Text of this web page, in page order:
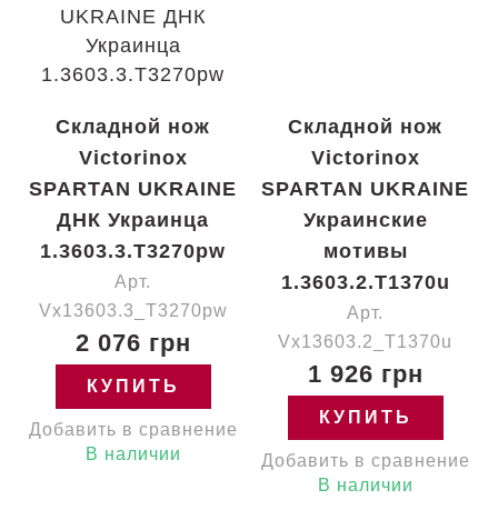
Складной нож
Victorinox
SPARTAN UKRAINE
ДНК Украинца
1.3603.3.T3270pw
Арт.
Vx13603.3_T3270pw
2 076 грн
КУПИТЬ
Добавить в сравнение
В наличии
Складной нож
Victorinox
SPARTAN UKRAINE
Украинские
мотивы
1.3603.2.T1370u
Арт.
Vx13603.2_T1370u
1 926 грн
КУПИТЬ
Добавить в сравнение
В наличии